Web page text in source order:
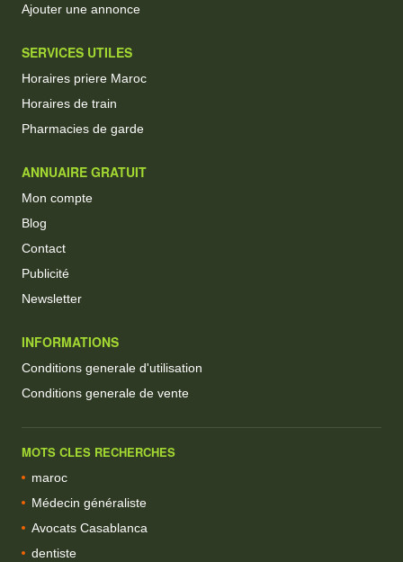
Ajouter une annonce
SERVICES UTILES
Horaires priere Maroc
Horaires de train
Pharmacies de garde
ANNUAIRE GRATUIT
Mon compte
Blog
Contact
Publicité
Newsletter
INFORMATIONS
Conditions generale d'utilisation
Conditions generale de vente
MOTS CLES RECHERCHES
maroc
Médecin généraliste
Avocats Casablanca
dentiste